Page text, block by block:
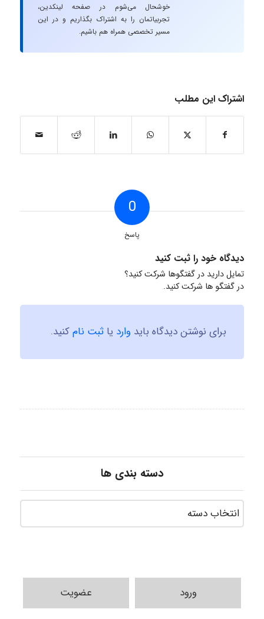
خوشحال می‌شوم در صفحه لینکدین،
تجربیاتمان را به اشتراک بگذاریم و در این
مسیر تخصصی همراه هم باشیم.
اشتراک این مطلب
0
پاسخ
دیدگاه خود را ثبت کنید
تمایل دارید در گفتگوها شرکت کنید؟
در گفتگو ها شرکت کنید.
برای نوشتن دیدگاه باید وارد یا ثبت نامکنید.
دسته بندی ها
ورود عضویت